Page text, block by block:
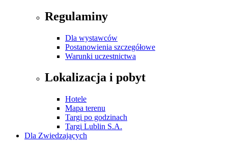
Regulaminy
Dla wystawców
Postanowienia szczegółowe
Warunki uczestnictwa
Lokalizacja i pobyt
Hotele
Mapa terenu
Targi po godzinach
Targi Lublin S.A.
Dla Zwiedzających